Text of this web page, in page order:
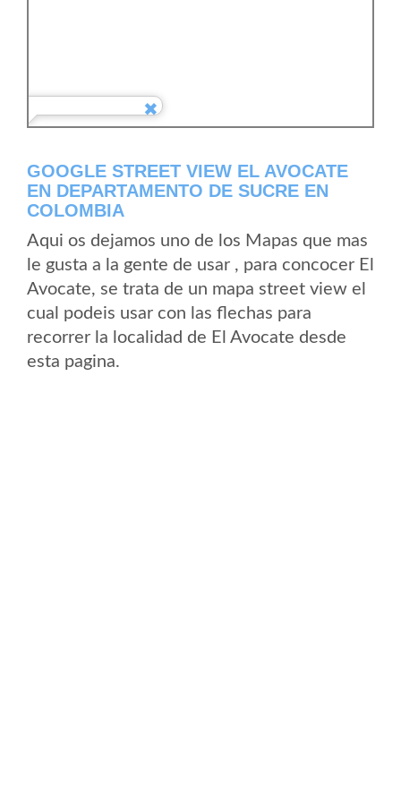
GOOGLE STREET VIEW EL AVOCATE
EN DEPARTAMENTO DE SUCRE EN
COLOMBIA
Aqui os dejamos uno de los Mapas que mas
le gusta a la gente de usar , para concocer El
Avocate, se trata de un mapa street view el
cual podeis usar con las flechas para
recorrer la localidad de El Avocate desde
esta pagina.